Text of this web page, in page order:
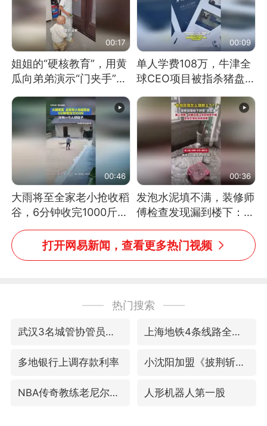
00:17
姐姐的“硬核教育”，用黄
瓜向弟弟演示“门夹手”，
网友：果然言传不如身
教！
00:09
单人学费108万，牛津全
球CEO项目被指杀猪盘，
项目方称负责人曾任牛津
大学校长
00:46
大雨将至全家老小抢收稻
谷，6分钟收完1000斤，
没有一个人掉链子
00:36
发泡水泥填不满，装修师
傅检查发现漏到楼下：出
风口未延伸到外墙
打开网易新闻，查看更多热门视频
热门搜索
武汉3名城管协管员殴打摊主被刑拘 上海地铁4条线路全线停运
多地银行上调存款利率 小沈阳加盟《披荆斩棘》
NBA传奇教练老尼尔森去世 人形机器人第一股